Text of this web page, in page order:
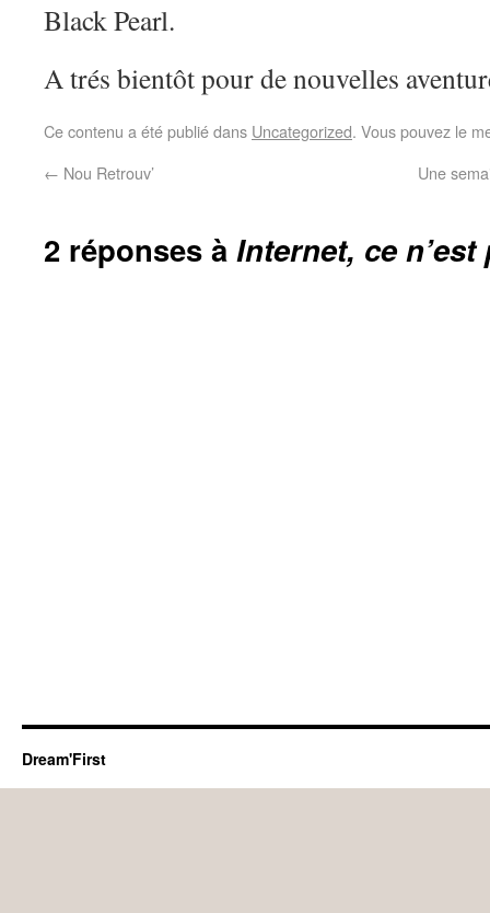
Black Pearl.
A trés bientôt pour de nouvelles
Ce contenu a été publié dans Uncategorized. Vous pouvez le
← Nou Retrouv’ Une
2 réponses à Internet, ce
Dream'First